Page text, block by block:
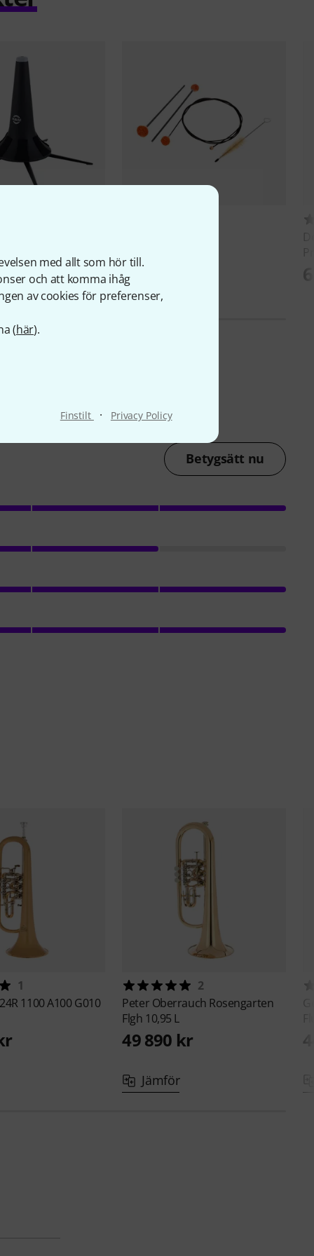
med allt som hör till.
och att komma ihåg
av cookies för preferenser,
(här).
Finstilt · Privacy Policy
185 kr
Betygsätt nu
1
24R 1100 A100 G010
2
Peter Oberrauch Rosengarten
Flgh 10,95 L
49 890 kr
Jämför